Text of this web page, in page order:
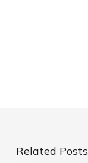
Related Posts